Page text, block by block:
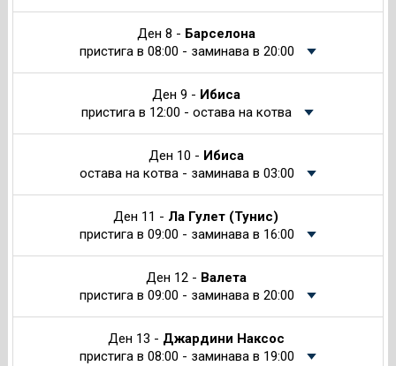
Ден 8 - Барселона
пристига в 08:00 - заминава в 20:00
Ден 9 - Ибиса
пристига в 12:00 - остава на котва
Ден 10 - Ибиса
остава на котва - заминава в 03:00
Ден 11 - Ла Гулет (Тунис)
пристига в 09:00 - заминава в 16:00
Ден 12 - Валета
пристига в 09:00 - заминава в 20:00
Ден 13 - Джардини Наксос
пристига в 08:00 - заминава в 19:00